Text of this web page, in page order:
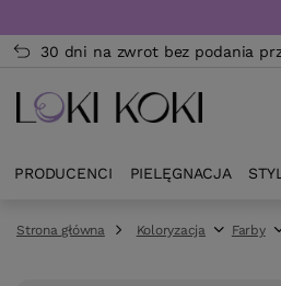
30 dni na zwrot bez podania
PRODUCENCI PIELĘGNACJA
Strona główna Koloryzacja Farby